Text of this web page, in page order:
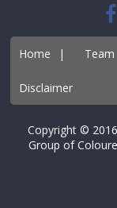
Home | Team
Disclaimer
Copyright ©
Group of